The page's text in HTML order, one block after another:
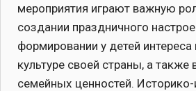
мероприятия играют важную
создании праздничного
формировании у детей интереса
культуре своей страны, а также
семейных ценностей.